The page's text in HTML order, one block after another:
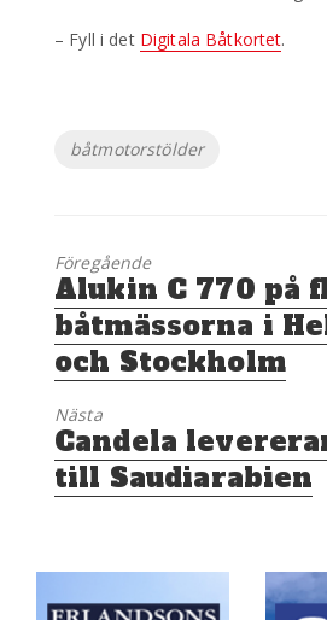
– Fyll i det Digitala Båtkortet.
Etiketter
båtmotorstölder
Föregående
Föregående
inlägg:
Alukin C 770 på
båtmässorna i
och Stockholm
Nästa
Nästa
inlägg:
Candela
till Saudiarabien